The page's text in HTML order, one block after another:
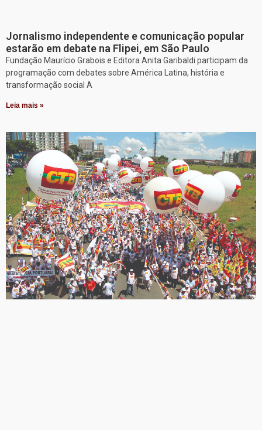
Jornalismo independente e comunicação popular
estarão em debate na Flipei, em São Paulo
Fundação Maurício Grabois e Editora Anita Garibaldi participam da
programação com debates sobre América Latina, história e
transformação social A
Leia mais »